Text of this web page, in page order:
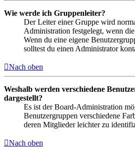
Wie werde ich Gruppenleiter?
Der Leiter einer Gruppe wird
Administration festgelegt, wenn
Wenn du eine eigene
solltest du einen Administrator
Nach oben
Weshalb werden verschiedene
dargestellt?
Es ist der Board-Administration
Benutzergruppen verschiedene
deren Mitglieder leichter zu
Nach oben